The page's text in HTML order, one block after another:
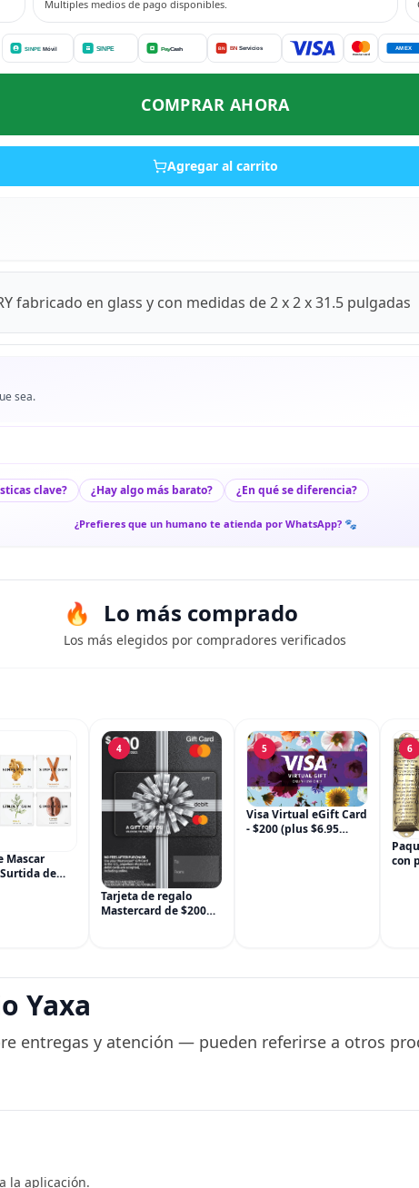
Multiples medios de pago disponibles.
COMPRAR AHORA
Agregar al carrito
fabricado en glass y con medidas de 2 x 2 x 31.5 pulgadas
sea.
clave? ¿Hay algo más barato? ¿En qué se diferencia?
¿Prefieres que un humano te atienda por WhatsApp? 🐾
Lo más comprado
Los más elegidos por compradores verificados
Mascar
de
4
Tarjeta de regalo
Mastercard de $200
5
Visa Virtual eGift Card
- $200 (plus $6.95
6
con
Yaxa
entregas y atención — pueden referirse a otros
la aplicación.